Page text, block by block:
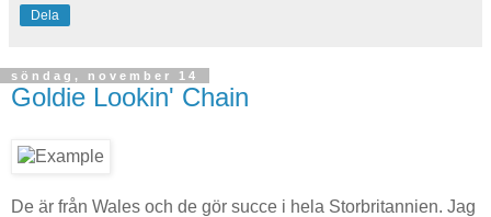
Dela
söndag, november 14
Goldie Lookin' Chain
De är från Wales och de gör succe i hela Storbritannien. Jag